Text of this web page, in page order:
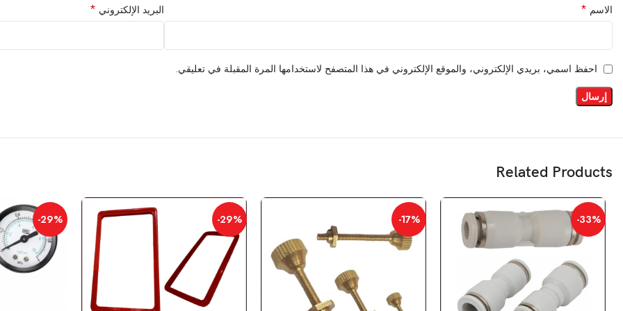
الاسم * البريد الإلكتروني *
احفظ اسمي، بريدي الإلكتروني، والموقع الإلكتروني في هذا المتصفح لاستخدامها المرة المقبلة في تعليقي.
Related Products
-33%
-17%
-29%
-29%